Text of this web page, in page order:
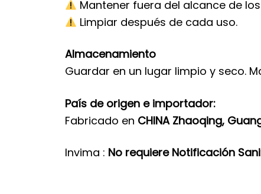
Mantener fuera del alcance de
Limpiar después de cada uso.
Almacenamiento
Guardar en un lugar limpio y seco.
País de origen e importador:
Fabricado en CHINA Zhaoqing,
Invima : No requiere Notificación